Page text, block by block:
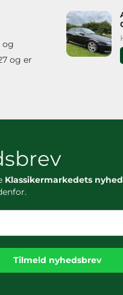
og
og er
Klassikermarkedets
Tilmeld nyhedsbrev